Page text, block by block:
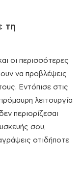
τη
οι περισσότερες
να προβλέψεις
Εντόπισε στις
λειτουργία
περιορίζεσαι
σου,
οτιδήποτε